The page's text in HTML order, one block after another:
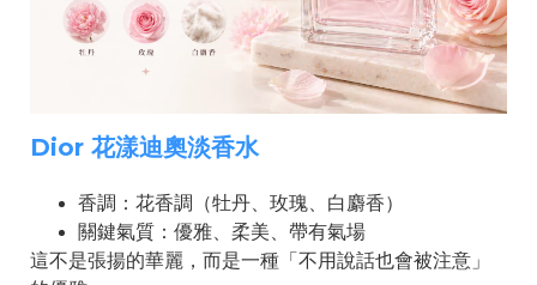
Dior 花漾迪奧淡香水
香調：花香調（牡丹、玫瑰、白麝香）
關鍵氣質：優雅、柔美、帶有氣場
這不是張揚的華麗，而是一種「不用說話也會被注意」